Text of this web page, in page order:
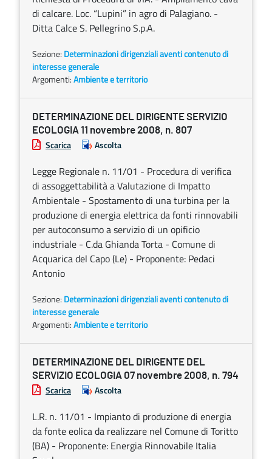
di calcare. Loc. “Lupini” in agro di Palagiano. -
Ditta Calce S. Pellegrino S.p.A.
Sezione: Determinazioni dirigenziali aventi contenuto di
interesse generale
Argomenti:Ambiente e territorio
DETERMINAZIONE DEL DIRIGENTE SERVIZIO
ECOLOGIA 11 novembre 2008, n. 807
Scarica Ascolta
Legge Regionale n. 11/01 - Procedura di verifica
di assoggettabilità a Valutazione di Impatto
Ambientale - Spostamento di una turbina per la
produzione di energia elettrica da fonti rinnovabili
per autoconsumo a servizio di un opificio
industriale - C.da Ghianda Torta - Comune di
Acquarica del Capo (Le) - Proponente: Pedaci
Antonio
Sezione: Determinazioni dirigenziali aventi contenuto di
interesse generale
Argomenti:Ambiente e territorio
DETERMINAZIONE DEL DIRIGENTE DEL
SERVIZIO ECOLOGIA 07 novembre 2008, n. 794
Scarica Ascolta
L.R. n. 11/01 - Impianto di produzione di energia
da fonte eolica da realizzare nel Comune di Toritto
(BA) - Proponente: Energia Rinnovabile Italia